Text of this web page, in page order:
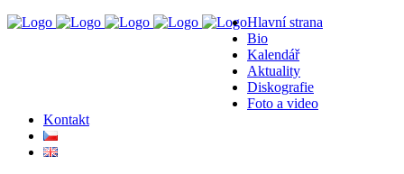
Hlavní strana
Bio
Kalendář
Aktuality
Diskografie
Foto a video
Kontakt